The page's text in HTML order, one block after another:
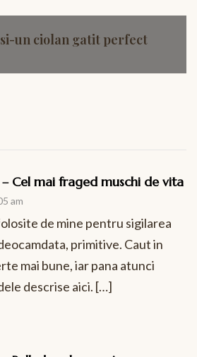
si-un ciolan gatit perfect
Cel mai fraged muschi de vita
am
de mine pentru sigilarea
primitive. Caut in
mai bune, iar pana atunci
descrise aici. […]